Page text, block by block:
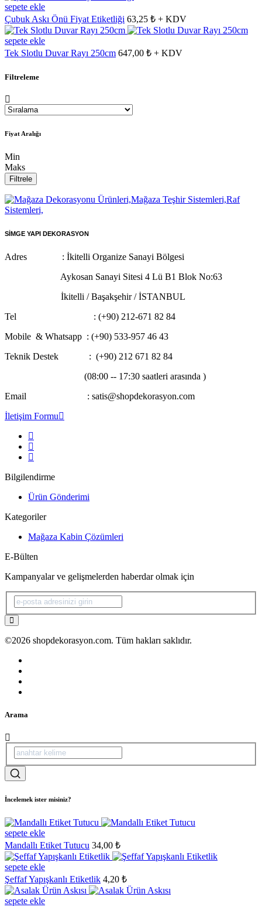
sepete ekle
Çubuk Askı Önü Fiyat Etiketliği 63,25 ₺ + KDV
sepete ekle
Tek Slotlu Duvar Rayı 250cm 647,00 ₺ + KDV
Filtreleme
Fiyat Aralığı
Min
Maks
Filtrele
SİMGE YAPI DEKORASYON
Adres : İkitelli Organize Sanayi Bölgesi
Aykosan Sanayi Sitesi 4 Lü B1 Blok No:63
İkitelli / Başakşehir / İSTANBUL
Tel : (+90) 212-671 82 84
Mobile & Whatsapp : (+90) 533-957 46 43
Teknik Destek : (+90) 212 671 82 84
(08:00 -- 17:30 saatleri arasında )
Email : satis@shopdekorasyon.com
İletişim Formu
Bilgilendirme
Ürün Gönderimi
Kategoriler
Mağaza Kabin Çözümleri
E-Bülten
Kampanyalar ve gelişmelerden haberdar olmak için
©2026 shopdekorasyon.com. Tüm hakları saklıdır.
Arama
İncelemek ister misiniz?
sepete ekle
Mandallı Etiket Tutucu 34,00 ₺
sepete ekle
Şeffaf Yapışkanlı Etiketlik 4,20 ₺
sepete ekle